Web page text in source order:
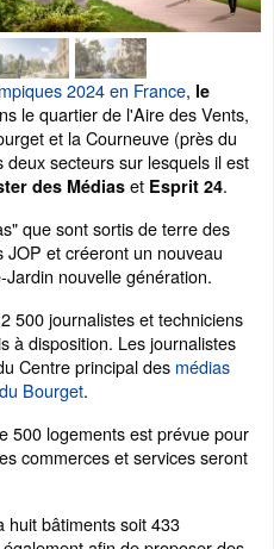
2024 en France, le
le quartier de l'Aire des Vents,
et la Courneuve (près du
secteurs sur lesquels il est
des Médias et Esprit 24.
que sont sortis de terre des
et créeront un nouveau
nouvelle génération.
500 journalistes et techniciens
à disposition. Les journalistes
Centre principal des médias
Bourget.
500 logements est prévue pour
commerces et services seront
huit bâtiments soit 433